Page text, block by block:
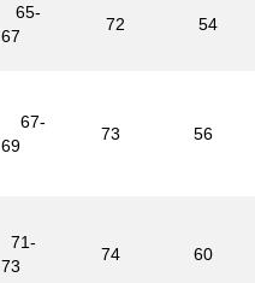
65-
67
72 54
67-
69
73 56
71-
73
74 60